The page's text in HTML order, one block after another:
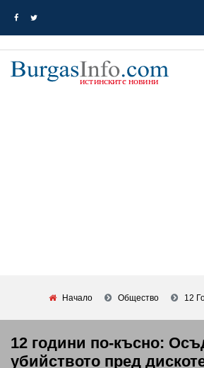
Начало Общество 12
12 години по-късно:
убийството пред